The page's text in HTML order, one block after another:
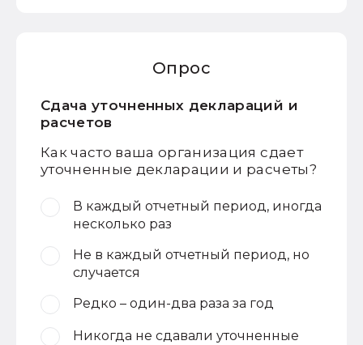
Опрос
Сдача уточненных деклараций и
расчетов
Как часто ваша организация сдает
уточненные декларации и расчеты?
В каждый отчетный период, иногда
несколько раз
Не в каждый отчетный период, но
случается
Редко – один-два раза за год
Никогда не сдавали уточненные